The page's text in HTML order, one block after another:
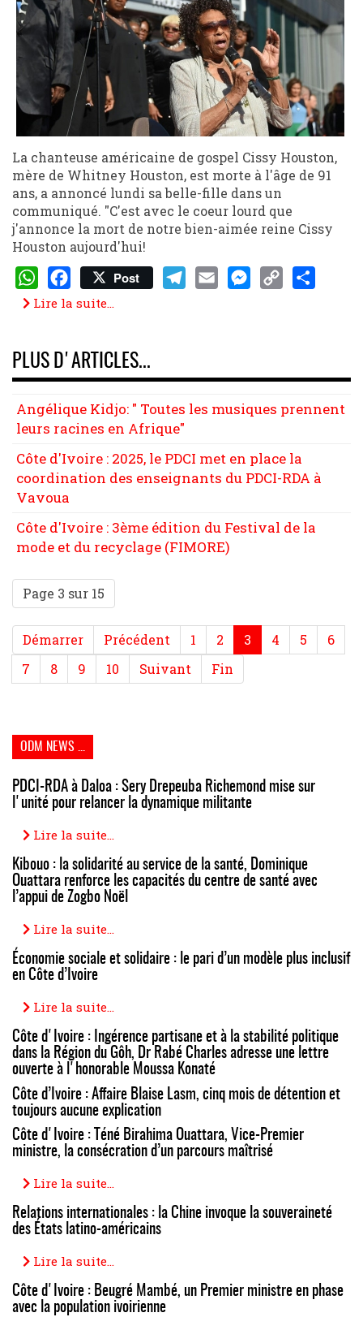
La chanteuse américaine de gospel Cissy Houston,
mère de Whitney Houston, est morte à l'âge de 91
ans, a annoncé lundi sa belle-fille dans un
communiqué. "C'est avec le coeur lourd que
j'annonce la mort de notre bien-aimée reine Cissy
Houston aujourd'hui!
WhatsApp
Facebook
Post
Lire la suite...
PLUS D'ARTICLES...
Angélique Kidjo: " Toutes les musiques prennent
leurs racines en Afrique"
Côte d'Ivoire : 2025, le PDCI met en place la
coordination des enseignants du PDCI-RDA à
Vavoua
Côte d'Ivoire : 3ème édition du Festival de la
mode et du recyclage (FIMORE)
Page 3 sur 15
Démarrer Précédent 1 2 3 4 5
6
7
8 9 10 Suivant Fin
ODM NEWS ...
PDCI-RDA à Daloa : Sery Drepeuba Richemond mise sur
l'unité pour relancer la dynamique militante
Lire la suite...
Kibouo : la solidarité au service de la santé, Dominique
Ouattara renforce les capacités du centre de santé avec
l’appui de Zogbo Noël
Lire la suite...
Économie sociale et solidaire : le pari d’un modèle plus inclusif
en Côte d’Ivoire
Lire la suite...
Côte d'Ivoire : Ingérence partisane et à la stabilité politique
dans la Région du Gôh, Dr Rabé Charles adresse une lettre
ouverte à l'honorable Moussa Konaté
Côte d’Ivoire : Affaire Blaise Lasm, cinq mois de détention et
toujours aucune explication
Côte d'Ivoire : Téné Birahima Ouattara, Vice-Premier
ministre, la consécration d’un parcours maîtrisé
Lire la suite...
Relations internationales : la Chine invoque la souveraineté
des États latino-américains
Lire la suite...
Côte d'Ivoire : Beugré Mambé, un Premier ministre en phase
avec la population ivoirienne